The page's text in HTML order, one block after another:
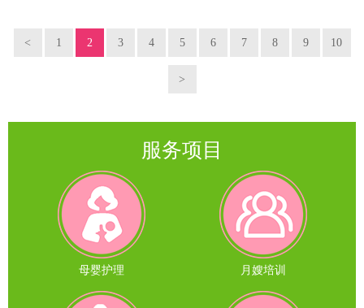
< 1 2 3 4 5 6 7 8 9 10
>
服务项目
母婴护理 月嫂培训